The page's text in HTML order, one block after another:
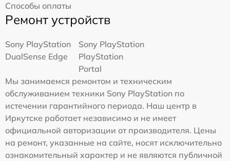
Способы оплаты
Ремонт устройств
Sony PlayStation
DualSense Edge
Sony PlayStation
PlayStation
Portal
Мы занимаемся ремонтом и техническим
обслуживанием техники Sony PlayStation по
истечении гарантийного периода. Наш центр в
Иркутске работает независимо и не имеет
официальной авторизации от производителя. Цены
на ремонт, указанные на сайте, носят исключительно
ознакомительный характер и не являются публичной